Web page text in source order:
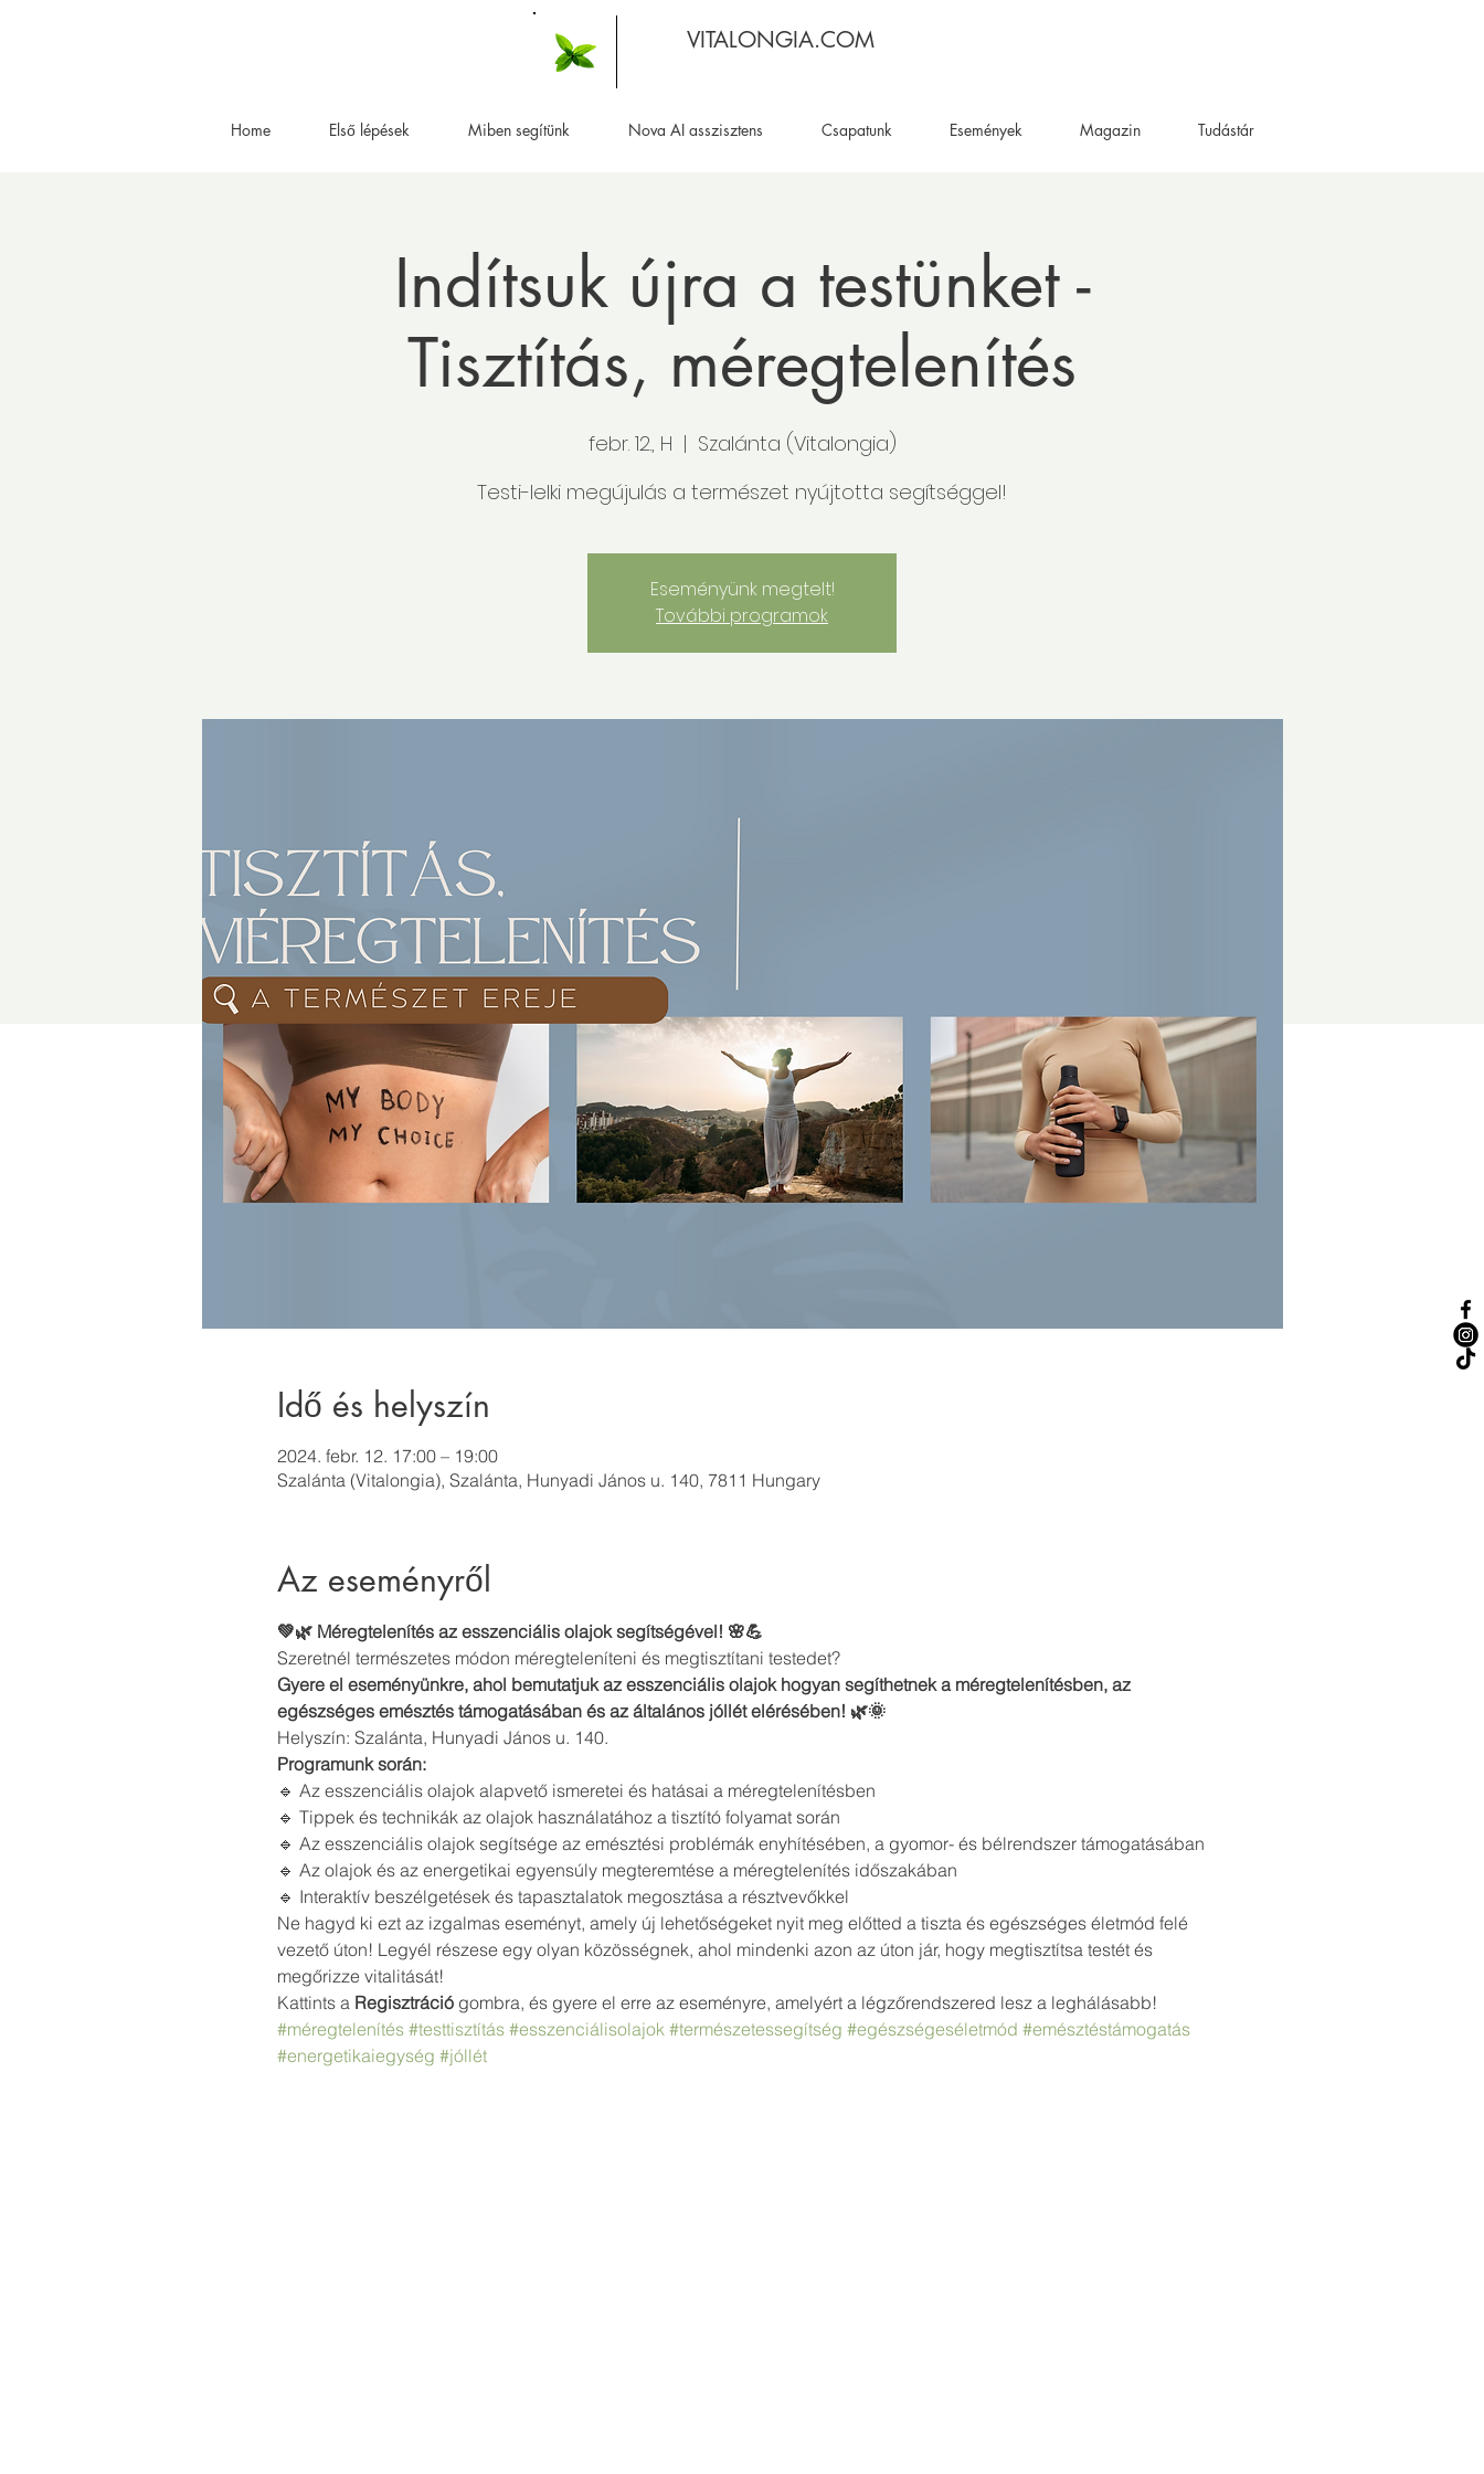
VITALONGIA.COM
Home Első lépések Miben segítünk Nova AI asszisztens Csapatunk Események Magazin Tudástár
Indítsuk újra a testünket -
Tisztítás, méregtelenítés
febr. 12., H
  |
Szalánta (Vitalongia)
Testi-lelki megújulás a természet nyújtotta segítséggel!
Eseményünk megtelt!
További programok
Idő és helyszín
2024. febr. 12. 17:00 – 19:00
Szalánta (Vitalongia), Szalánta, Hunyadi János u. 140, 7811 Hungary
Az eseményről
💚🌿 Méregtelenítés az esszenciális olajok segítségével! 🌸💪
Szeretnél természetes módon méregteleníteni és megtisztítani testedet?
Gyere el eseményünkre, ahol bemutatjuk az esszenciális olajok hogyan segíthetnek a méregtelenítésben, az
egészséges emésztés támogatásában és az általános jóllét elérésében! 🌿🌞
Helyszín: Szalánta, Hunyadi János u. 140.
Programunk során:
🔹 Az esszenciális olajok alapvető ismeretei és hatásai a méregtelenítésben
🔹 Tippek és technikák az olajok használatához a tisztító folyamat során
🔹 Az esszenciális olajok segítsége az emésztési problémák enyhítésében, a gyomor- és bélrendszer támogatásában
🔹 Az olajok és az energetikai egyensúly megteremtése a méregtelenítés időszakában
🔹 Interaktív beszélgetések és tapasztalatok megosztása a résztvevőkkel
Ne hagyd ki ezt az izgalmas eseményt, amely új lehetőségeket nyit meg előtted a tiszta és egészséges életmód felé
vezető úton! Legyél részese egy olyan közösségnek, ahol mindenki azon az úton jár, hogy megtisztítsa testét és
megőrizze vitalitását!
Kattints a Regisztráció gombra, és gyere el erre az eseményre, amelyért a légzőrendszered lesz a leghálásabb!
#méregtelenítés #testtisztítás #esszenciálisolajok #természetessegítség #egészségeséletmód #emésztéstámogatás
#energetikaiegység #jóllét